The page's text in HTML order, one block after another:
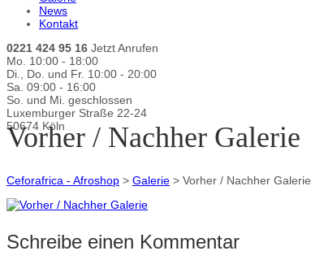
News
Kontakt
0221 424 95 16 Jetzt Anrufen
Mo. 10:00 - 18:00
Di., Do. und Fr. 10:00 - 20:00
Sa. 09:00 - 16:00
So. und Mi. geschlossen
Luxemburger Straße 22-24
50674 Köln
Vorher / Nachher Galerie
Ceforafrica - Afroshop > Galerie > Vorher / Nachher Galerie
Schreibe einen Kommentar